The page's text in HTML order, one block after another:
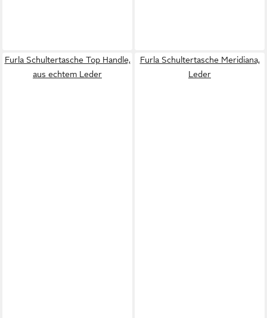
Furla Schultertasche Top Handle,
aus echtem Leder
Furla Schultertasche Meridiana,
Leder